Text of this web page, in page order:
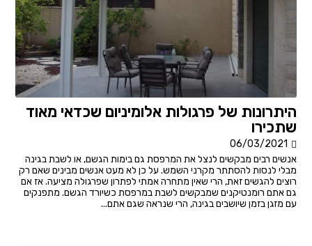
היתרונות של פרגולות אלומיניום שכדאי מאוד
שתכירו
06/03/2021
אנשים רבים מבקשים לנצל את המרפסת גם בימות הגשם, או לשבת בגינה
מבלי לנסות להסתתר מקרני השמש. על כן לא מעט אנשים מבינים שאם רק
רוצים להגשים זאת, הרי שאין מתחרה אמתי לפתרון שפרגולה מציעה. אז אם
גם אתם רומנטיקנים שמבקשים לשבת במרפסת כשיורד הגשם. מתפנקים
עם מזגן בזמן שיושבים בגינה, הרי שנראה שגם אתם...